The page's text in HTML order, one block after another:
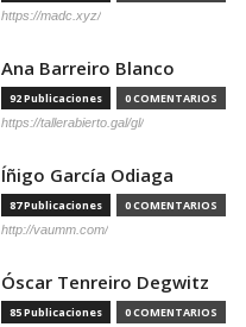
https://madc.xyz/
Ana Barreiro Blanco
92 Publicaciones 0 COMENTARIOS
https://tallerabierto.gal/gl/
Íñigo García Odiaga
87 Publicaciones 0 COMENTARIOS
http://vaumm.com/
Óscar Tenreiro Degwitz
85 Publicaciones 0 COMENTARIOS